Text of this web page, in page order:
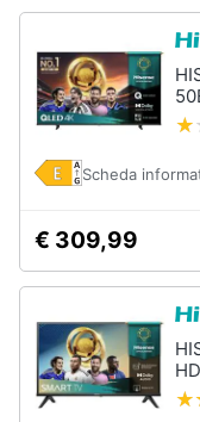
e
musica
Brico
Giardinaggio
Salute
Scheda
€ 309,99